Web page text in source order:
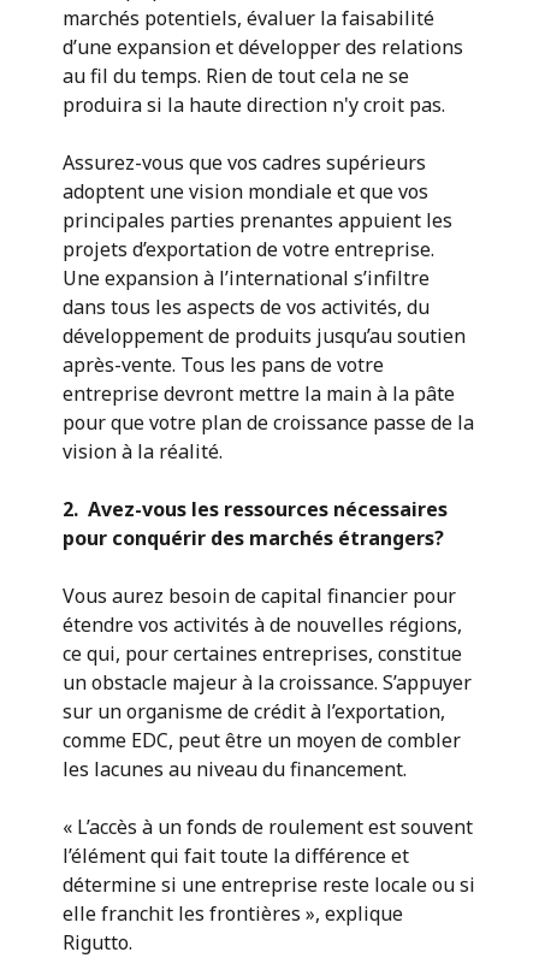
marchés potentiels, évaluer la faisabilité
d’une expansion et développer des relations
au fil du temps. Rien de tout cela ne se
produira si la haute direction n'y croit pas.
Assurez-vous que vos cadres supérieurs
adoptent une vision mondiale et que vos
principales parties prenantes appuient les
projets d’exportation de votre entreprise.
Une expansion à l’international s’infiltre
dans tous les aspects de vos activités, du
développement de produits jusqu’au soutien
après-vente. Tous les pans de votre
entreprise devront mettre la main à la pâte
pour que votre plan de croissance passe de la
vision à la réalité.
2. Avez-vous les ressources nécessaires
pour conquérir des marchés étrangers?
Vous aurez besoin de capital financier pour
étendre vos activités à de nouvelles régions,
ce qui, pour certaines entreprises, constitue
un obstacle majeur à la croissance. S’appuyer
sur un organisme de crédit à l’exportation,
comme EDC, peut être un moyen de combler
les lacunes au niveau du financement.
« L’accès à un fonds de roulement est souvent
l’élément qui fait toute la différence et
détermine si une entreprise reste locale ou si
elle franchit les frontières », explique
Rigutto.